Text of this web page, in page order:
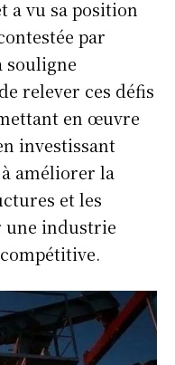
a vu sa position
par
souligne
relever ces défis
en œuvre
investissant
améliorer la
et les
une industrie